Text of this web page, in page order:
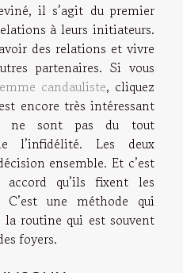
il s’agit du premier
à leurs initiateurs.
des relations et vivre
partenaires. Si vous
candauliste, cliquez
encore très intéressant
ne sont pas du tout
l’infidélité. Les deux
ensemble. Et c’est
accord qu’ils fixent les
une méthode qui
routine qui est souvent
foyers.